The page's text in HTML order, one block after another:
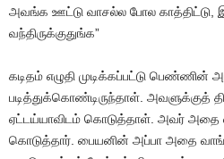
அவங்க ஊட்டு வாசல்ல போல காத்திட்டு,
வந்திருக்குதுங்க”
கடிதம் எழுதி முடிக்கப்பட்டு பெண்ணின்
படித்துக்கொண்டிருந்தாள். அவளுக்குத்
ஏட்டய்யாவிடம் கொடுத்தாள். அவர் அதை
கொடுத்தார். பையனின் அப்பா அதை